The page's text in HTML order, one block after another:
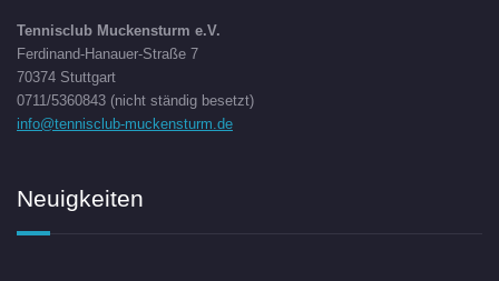
Tennisclub Muckensturm e.V.
Ferdinand-Hanauer-Straße 7
70374 Stuttgart
0711/5360843 (nicht ständig besetzt)
info@tennisclub-muckensturm.de
Neuigkeiten